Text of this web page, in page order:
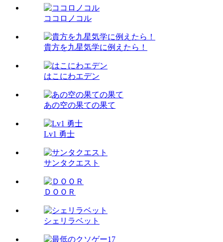
ココロノコル
貴方を九星気学に例えたら！
はこにわエデン
あの空の果ての果て
Lv1 勇士
サンタクエスト
ＤＯＯＲ
シェリラベット